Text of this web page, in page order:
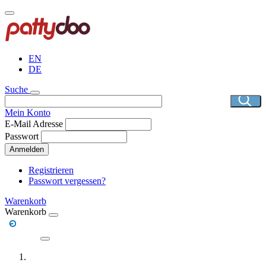
Direkt
zum
Inhalt
EN
DE
Suche
Mein Konto
E-Mail Adresse
Passwort
Anmelden
Registrieren
Passwort vergessen?
Warenkorb
Warenkorb